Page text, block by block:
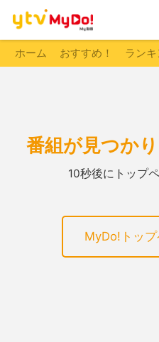
ホーム おすすめ！ ラン
番組が見つか
10秒後にトップ
MyDo!トッ